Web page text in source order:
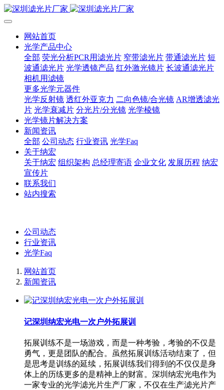
网站首页
光学产品中心
全部 荧光分析PCR用滤光片 窄带滤光片 带通滤光片 短
波通滤光片 光学透镜产品 红外激光镜片 长波通滤光片
相机用滤镜
更多光学元器件
光学反射镜 透红外亚克力 二向色镜/合光镜 AR增透滤光
片 光学衰减片 分光片/分光镜 光学棱镜
光学镜片解决方案
新闻资讯
全部 公司动态 行业资讯 光学Faq
关于纳宏
关于纳宏 组织架构 总经理寄语 企业文化 发展历程 纳宏
宣传片
联系我们
站内搜索
公司动态
行业资讯
光学Faq
网站首页
新闻资讯
记深圳纳宏光电一次户外拓展训
拓展训练不是一场游戏，而是一种考验，考验的不仅是
勇气，更是团队的配合。虽然拓展训练活动结束了，但
是思考是训练的延续，拓展训练我们得到的不仅仅是身
体上的历练更多的是精神上的财富。深圳纳宏光电作为
一家专业的光学滤光片生产厂家，不仅在生产滤光片产